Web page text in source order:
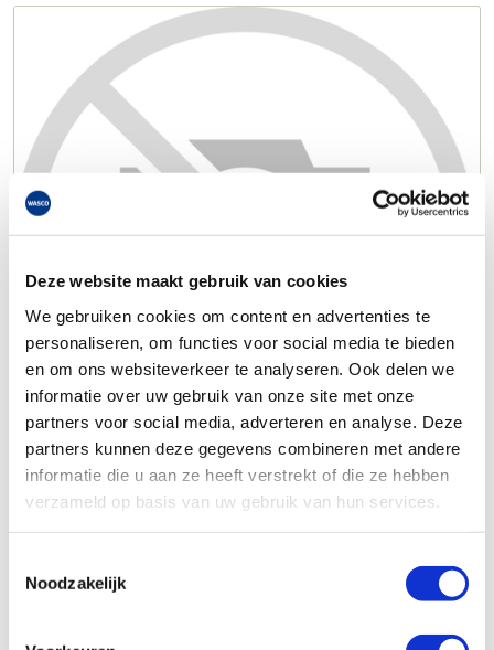
Deze website maakt gebruik van cookies
We gebruiken cookies om content en advertenties te
personaliseren, om functies voor social media te bieden
en om ons websiteverkeer te analyseren. Ook delen we
informatie over uw gebruik van onze site met onze
partners voor social media, adverteren en analyse. Deze
partners kunnen deze gegevens combineren met andere
informatie die u aan ze heeft verstrekt of die ze hebben
verzameld op basis van uw gebruik van hun services.
Noodzakelijk